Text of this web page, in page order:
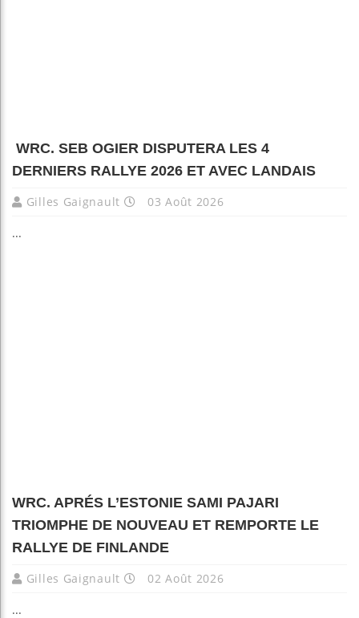
WRC. SEB OGIER DISPUTERA LES 4
DERNIERS RALLYE 2026 ET AVEC LANDAIS
Gilles Gaignault 03 Août 2026
...
WRC. APRÉS L’ESTONIE SAMI PAJARI
TRIOMPHE DE NOUVEAU ET REMPORTE LE
RALLYE DE FINLANDE
Gilles Gaignault 02 Août 2026
...